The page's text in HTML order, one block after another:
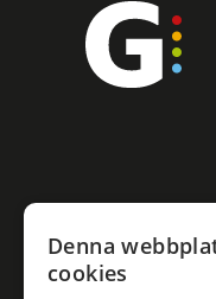
Denna
cookies